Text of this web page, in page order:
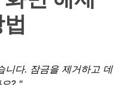
니다. 잠금을 제거하고 데